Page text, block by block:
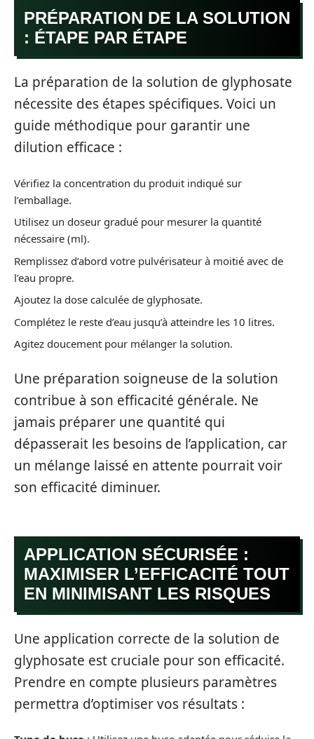
PRÉPARATION DE LA SOLUTION
: ÉTAPE PAR ÉTAPE
La préparation de la solution de glyphosate
nécessite des étapes spécifiques. Voici un
guide méthodique pour garantir une
dilution efficace :
Vérifiez la concentration du produit indiqué sur
l’emballage.
Utilisez un doseur gradué pour mesurer la quantité
nécessaire (ml).
Remplissez d’abord votre pulvérisateur à moitié avec de
l’eau propre.
Ajoutez la dose calculée de glyphosate.
Complétez le reste d’eau jusqu’à atteindre les 10 litres.
Agitez doucement pour mélanger la solution.
Une préparation soigneuse de la solution
contribue à son efficacité générale. Ne
jamais préparer une quantité qui
dépasserait les besoins de l’application, car
un mélange laissé en attente pourrait voir
son efficacité diminuer.
APPLICATION SÉCURISÉE :
MAXIMISER L’EFFICACITÉ TOUT
EN MINIMISANT LES RISQUES
Une application correcte de la solution de
glyphosate est cruciale pour son efficacité.
Prendre en compte plusieurs paramètres
permettra d’optimiser vos résultats :